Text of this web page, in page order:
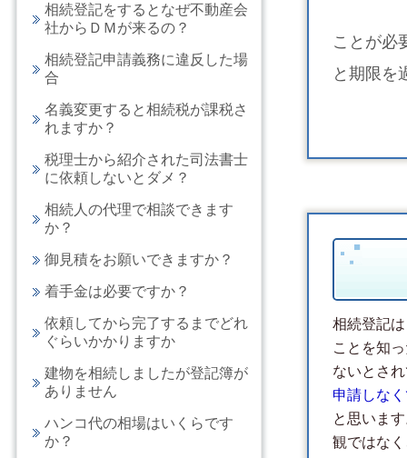
ことが必
と期限を
相続登記
ことを知
ないとさ
申請しな
と思いま
観ではな
相続登記をするとなぜ不動産会
社からＤＭが来るの？
相続登記申請義務に違反した場
合
名義変更すると相続税が課税さ
れますか？
税理士から紹介された司法書士
に依頼しないとダメ？
相続人の代理で相談できます
か？
御見積をお願いできますか？
着手金は必要ですか？
依頼してから完了するまでどれ
ぐらいかかりますか
建物を相続しましたが登記簿が
ありません
ハンコ代の相場はいくらです
か？